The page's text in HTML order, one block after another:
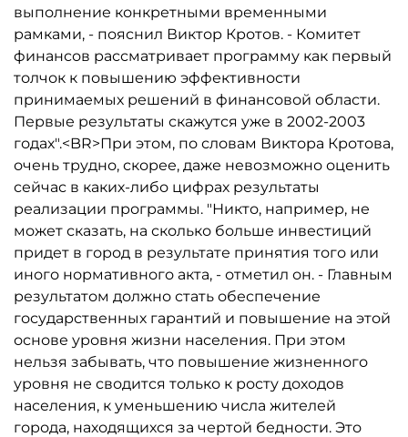
выполнение конкретными временными
рамками, - пояснил Виктор Кротов. - Комитет
финансов рассматривает программу как первый
толчок к повышению эффективности
принимаемых решений в финансовой области.
Первые результаты скажутся уже в 2002-2003
годах".<BR>При этом, по словам Виктора Кротова,
очень трудно, скорее, даже невозможно оценить
сейчас в каких-либо цифрах результаты
реализации программы. "Никто, например, не
может сказать, на сколько больше инвестиций
придет в город в результате принятия того или
иного нормативного акта, - отметил он. - Главным
результатом должно стать обеспечение
государственных гарантий и повышение на этой
основе уровня жизни населения. При этом
нельзя забывать, что повышение жизненного
уровня не сводится только к росту доходов
населения, к уменьшению числа жителей
города, находящихся за чертой бедности. Это